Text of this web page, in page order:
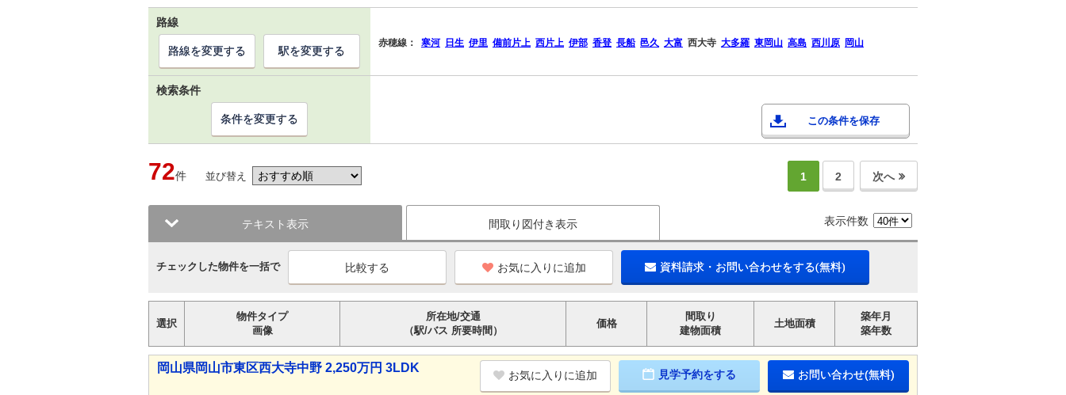
路線
赤穂線： 寒河 日生 伊里 備前片上 西片上 伊部 香登 長船 邑久 大富 西大寺 大多羅 東岡山 高島 西川原 岡山
路線を変更する 駅を変更する
検索条件
この条件を保存
条件を変更する
72件 並び替え 1 2 次へ
テキスト表示 間取り図付き表示 表示件数
チェックした物件を一括で お気に入りに追加 資料請求・お問い合わせをする(無料)
選択
物件タイプ
画像
所在地/交通
（駅/バス 所要時間）
価格
間取り
建物面積
土地面積
築年月
築年数
岡山県岡山市東区西大寺中野 2,250万円 3LDK
お気に入りに追加 見学予約をする お問い合わせ(無料)